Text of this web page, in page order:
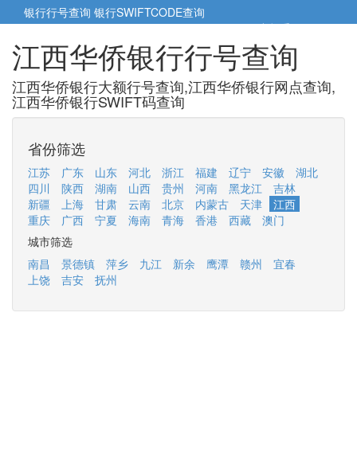
银行行号查询 银行SWIFTCODE查询
5cm小帮手5cm.cn
江西华侨银行行号查询
江西华侨银行大额行号查询,江西华侨银行网点查询,
江西华侨银行SWIFT码查询
省份筛选
江苏 广东 山东 河北 浙江 福建 辽宁 安徽
湖北
四川
陕西 湖南 山西 贵州 河南 黑龙江
吉林
新疆
上海 甘肃 云南 北京 内蒙古 天津
江西
重庆
广西 宁夏 海南 青海 香港 西藏
澳门
城市筛选
南昌
景德镇 萍乡 九江 新余 鹰潭 赣州
宜春
上饶
吉安 抚州